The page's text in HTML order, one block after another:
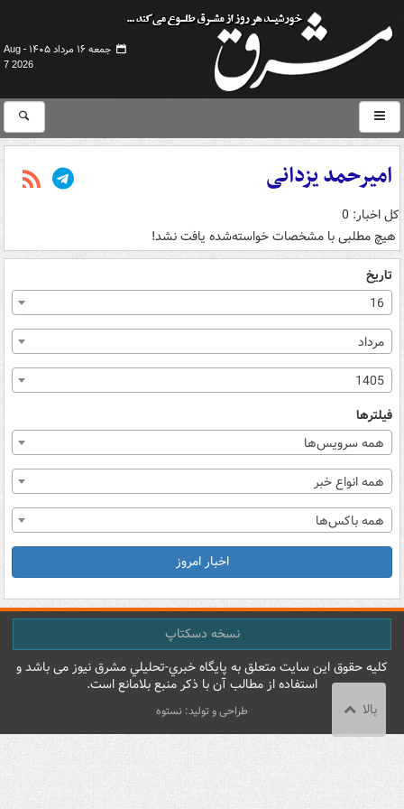
جمعه ۱۶ مرداد ۱۴۰۵ -
Aug
7 2026
امیرحمد یزدانی
کل اخبار: 0
هیچ مطلبی با مشخصات خواسته‌شده یافت نشد!
تاریخ
16
مرداد
1405
فیلترها
همه سرویس‌ها
همه انواع خبر
همه باکس‌ها
اخبار امروز
نسخه دسکتاپ
کليه حقوق اين سايت متعلق به پایگاه خبري-تحليلي مشرق نيوز می باشد و
استفاده از مطالب آن با ذکر منبع بلامانع است.
طراحی و تولید: نستوه بالا